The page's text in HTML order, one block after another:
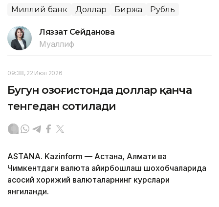
Миллий банк Доллар Биржа Рубль
Ляззат Сейданова
Муаллиф
09:38, 22 Июл 2026
Бугун Қозоғистонда доллар қанча
тенгедан сотилади
ASTANA. Kazinform — Астана, Алмати ва
Чимкентдаги валюта айирбошлаш шохобчаларида
асосий хорижий валюталарнинг курслари
янгиланди.